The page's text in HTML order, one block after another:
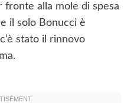
alla mole di spesa
il solo Bonucci è
stato il rinnovo